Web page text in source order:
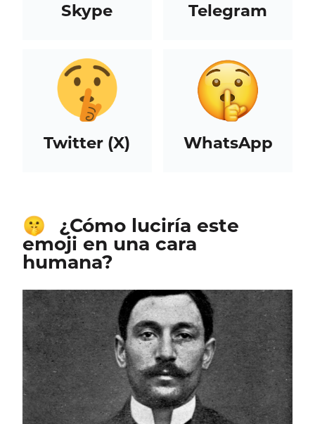
Skype Telegram
Twitter (X) WhatsApp
🤫 ¿Cómo luciría este
emoji en una cara
humana?